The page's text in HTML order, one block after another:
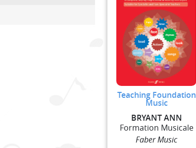
Teaching Foundation
Music
BRYANT ANN
Formation Musicale
Faber Music